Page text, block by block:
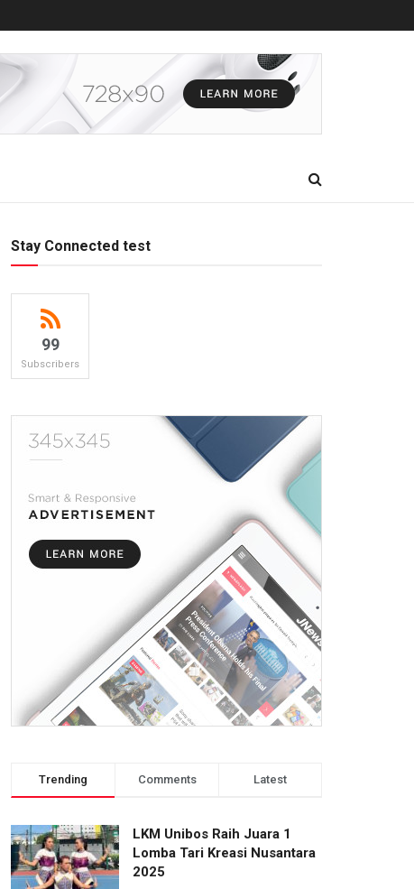
Stay Connected test
99
Subscribers
Trending Comments Latest
LKM Unibos Raih Juara 1
Lomba Tari Kreasi Nusantara
2025